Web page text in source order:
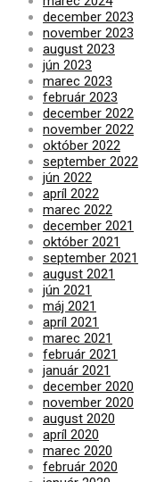
december 2023
november 2023
august 2023
jún 2023
marec 2023
február 2023
december 2022
november 2022
október 2022
september 2022
jún 2022
apríl 2022
marec 2022
december 2021
október 2021
september 2021
august 2021
jún 2021
máj 2021
apríl 2021
marec 2021
február 2021
január 2021
december 2020
november 2020
august 2020
apríl 2020
marec 2020
február 2020